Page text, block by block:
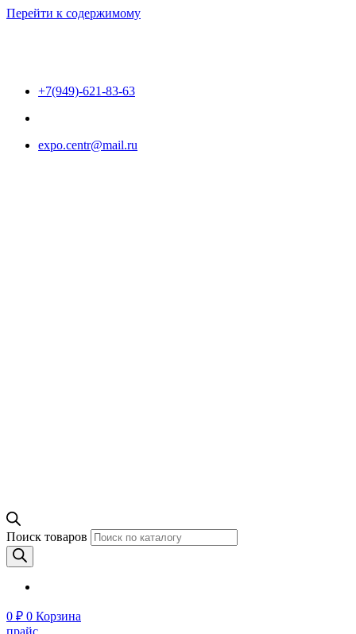
Перейти к содержимому
+7(949)-621-83-63
expo.centr@mail.ru
Поиск товаров
0 ₽ 0 Корзина
прайс